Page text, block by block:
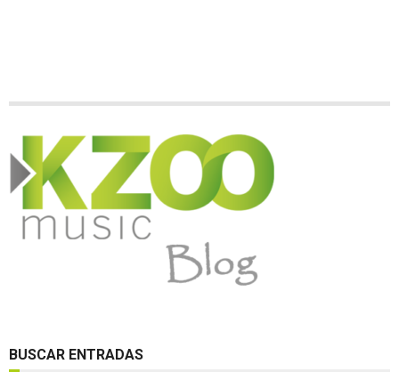
BUSCAR ENTRADAS